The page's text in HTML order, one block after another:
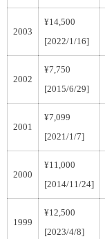
2003
¥14,500
[2022/1/16]
2002
¥7,750
[2015/6/29]
2001
¥7,099
[2021/1/7]
2000
¥11,000
[2014/11/24]
1999
¥12,500
[2023/4/8]